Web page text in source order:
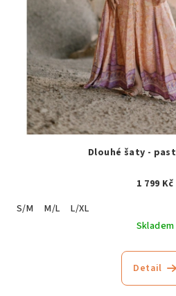
Dlouhé šaty -
1 799 Kč
S/M
M/L
L/XL
Skladem
Detail